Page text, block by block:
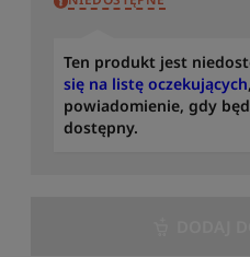
Ten produkt jest
się na listę oczekujących
powiadomienie, gdy
dostępny.